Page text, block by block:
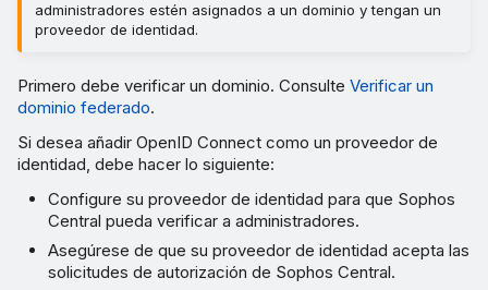
administradores estén asignados a un dominio y tengan un
proveedor de identidad.
Primero debe verificar un dominio. Consulte Verificar un
dominio federado.
Si desea añadir OpenID Connect como un proveedor de
identidad, debe hacer lo siguiente:
Configure su proveedor de identidad para que Sophos
Central pueda verificar a administradores.
Asegúrese de que su proveedor de identidad acepta las
solicitudes de autorización de Sophos Central.